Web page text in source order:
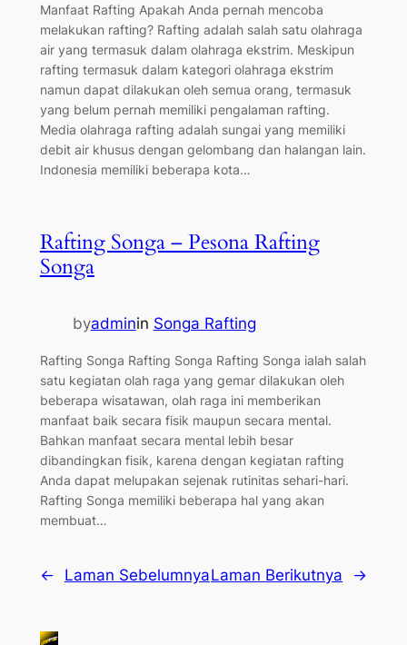
Manfaat Rafting Apakah Anda pernah mencoba
melakukan rafting? Rafting adalah salah satu olahraga
air yang termasuk dalam olahraga ekstrim. Meskipun
rafting termasuk dalam kategori olahraga ekstrim
namun dapat dilakukan oleh semua orang, termasuk
yang belum pernah memiliki pengalaman rafting.
Media olahraga rafting adalah sungai yang memiliki
debit air khusus dengan gelombang dan halangan lain.
Indonesia memiliki beberapa kota…
Rafting Songa – Pesona Rafting
Songa
byadminin Songa Rafting
Rafting Songa Rafting Songa Rafting Songa ialah salah
satu kegiatan olah raga yang gemar dilakukan oleh
beberapa wisatawan, olah raga ini memberikan
manfaat baik secara fisik maupun secara mental.
Bahkan manfaat secara mental lebih besar
dibandingkan fisik, karena dengan kegiatan rafting
Anda dapat melupakan sejenak rutinitas sehari-hari.
Rafting Songa memiliki beberapa hal yang akan
membuat…
← Laman SebelumnyaLaman Berikutnya →